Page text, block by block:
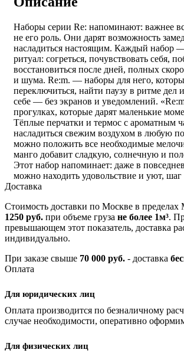
Наборы серии Re: напоминают: важнее
не его роль. Они дарят возможность
насладиться настоящим. Каждый набор
ритуал: согреться, почувствовать себя,
восстановиться после дней, полных
и шума. Re:m. — наборы для него,
переключиться, найти паузу в ритме дел
себе — без экранов и уведомлений.
прогулках, которые дарят маленькие
Тёплые перчатки и термос с ароматным
насладиться свежим воздухом в любую
можно положить все необходимые
манго добавит сладкую, солнечную и
Этот набор напоминает: даже в
можно находить удовольствие и уют, шаг
Доставка
Стоимость доставки по Москве в
1250 руб. при объеме груза не более 1м³.
превышающем этот показатель, доставка
индивидуально.
При заказе свыше 70 000 руб. - доставка
Оплата
Для юридических лиц
Оплата производится по безналичному
случае необходимости, оперативно
Для физических лиц